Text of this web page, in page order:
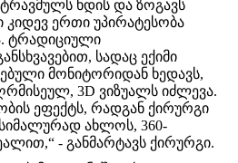
ხდის და ზოგავს
კიდევ ერთი უპირატესობა
ტრადიციული
სადაც ექიმი
მონიტორიდან ხედავს,
3D ვიზუალს იძლევა.
ეფექტს, რადგან ქირურგი
ახლოს, 360-
- განმარტავს ქირურგი.